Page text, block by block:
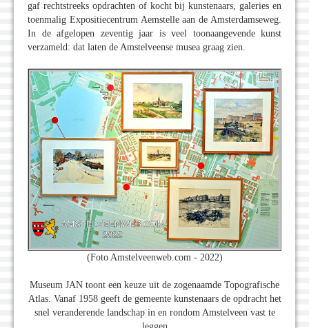
gaf rechtstreeks opdrachten of kocht bij kunstenaars, galeries en
toenmalig Expositiecentrum Aemstelle aan de Amsterdamseweg.
In de afgelopen zeventig jaar is veel toonaangevende kunst
verzameld: dat laten de Amstelveense musea graag zien.
(Foto Amstelveenweb.com - 2022)
Museum JAN toont een keuze uit de zogenaamde Topografische
Atlas. Vanaf 1958 geeft de gemeente kunstenaars de opdracht het
snel veranderende landschap in en rondom Amstelveen vast te